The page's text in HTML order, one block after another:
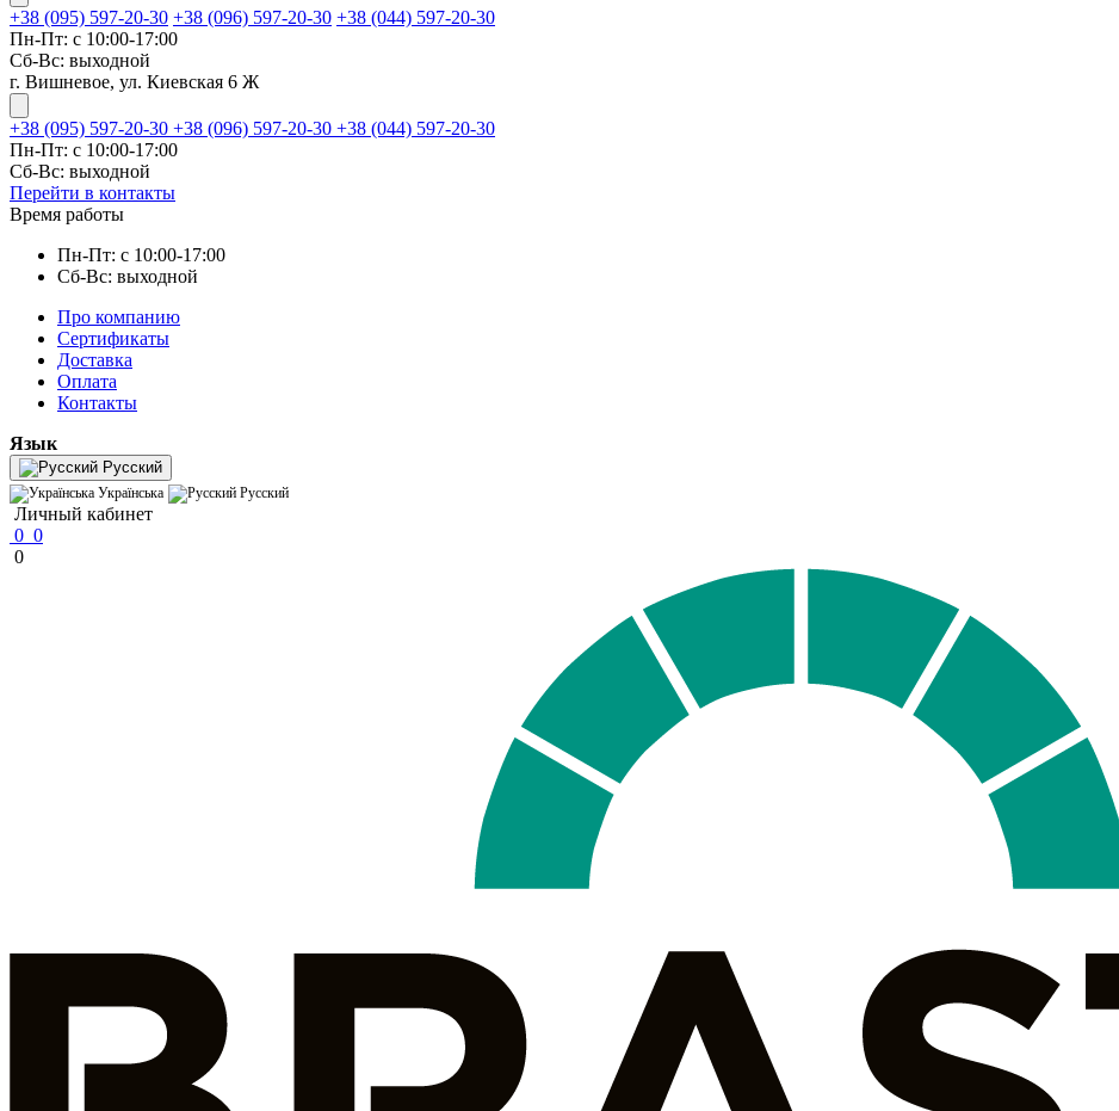
+38 (095) 597-20-30 +38 (096) 597-20-30 +38 (044) 597-20-30
Пн-Пт: с 10:00-17:00
Сб-Вс: выходной
г. Вишневое, ул. Киевская 6 Ж
+38 (095) 597-20-30 +38 (096) 597-20-30 +38 (044) 597-20-30
Пн-Пт: с 10:00-17:00
Сб-Вс: выходной
Перейти в контакты
Время работы
Пн-Пт: с 10:00-17:00
Сб-Вс: выходной
Про компанию
Сертификаты
Доставка
Оплата
Контакты
Язык
Русский
Українська Русский
Личный кабинет
0 0
0